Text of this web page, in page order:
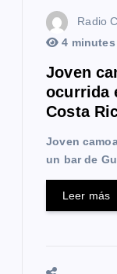
Radio
4 minutes
Joven
ocurrida
Costa
Joven
un bar de
Leer más